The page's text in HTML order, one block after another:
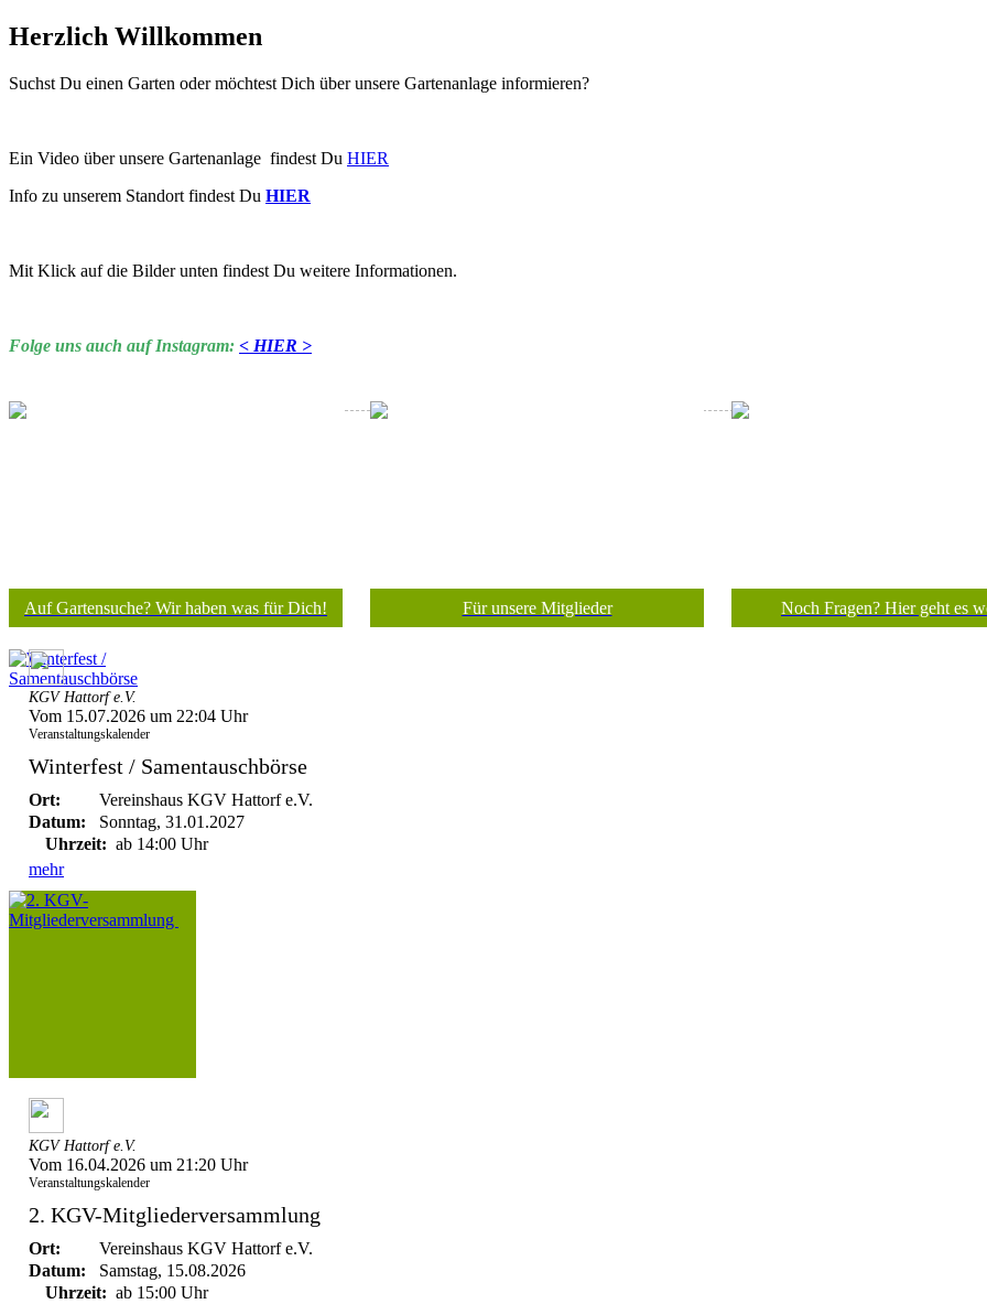
Herzlich Willkommen
Suchst Du einen Garten oder möchtest Dich über unsere Gartenanlage informieren?
Ein Video über unsere Gartenanlage findest Du HIER
Info zu unserem Standort findest Du HIER
Mit Klick auf die Bilder unten findest Du weitere Informationen.
Folge uns auch auf Instagram: < HIER >
Auf Gartensuche? Wir haben was für Dich! Für unsere Mitglieder Noch Fragen? Hier geht es
KGV Hattorf e.V.
Vom 15.07.2026 um 22:04 Uhr
Veranstaltungskalender
Winterfest / Samentauschbörse
Ort:
Vereinshaus KGV Hattorf e.V.
Datum:
Sonntag, 31.01.2027
Uhrzeit: ab 14:00 Uhr
mehr
KGV Hattorf e.V.
Vom 16.04.2026 um 21:20 Uhr
Veranstaltungskalender
2. KGV-Mitgliederversammlung
Ort:
Vereinshaus KGV Hattorf e.V.
Datum:
Samstag, 15.08.2026
Uhrzeit: ab 15:00 Uhr